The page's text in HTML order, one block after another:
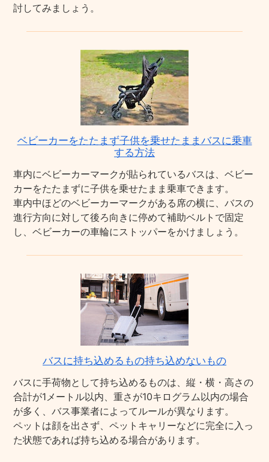
討してみましょう。
ベビーカーをたたまず子供を乗せたままバスに乗車
する方法
車内にベビーカーマークが貼られているバスは、ベビー
カーをたたまずに子供を乗せたまま乗車できます。
車内中ほどのベビーカーマークがある席の横に、バスの
進行方向に対して後ろ向きに停めて補助ベルトで固定
し、ベビーカーの車輪にストッパーをかけましょう。
バスに持ち込めるもの持ち込めないもの
バスに手荷物として持ち込めるものは、縦・横・高さの
合計が1メートル以内、重さが10キログラム以内の場合
が多く、バス事業者によってルールが異なります。
ペットは顔を出さず、ペットキャリーなどに完全に入っ
た状態であれば持ち込める場合があります。